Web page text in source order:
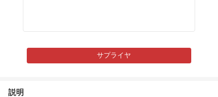
サプライヤ
説明